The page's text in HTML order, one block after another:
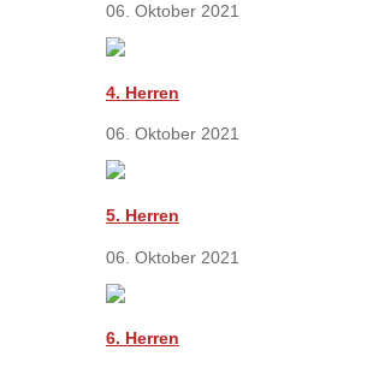
06. Oktober 2021
4. Herren
06. Oktober 2021
5. Herren
06. Oktober 2021
6. Herren